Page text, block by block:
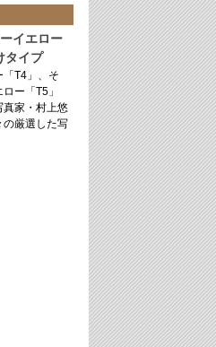
イエロー
タイプ
「T4」、そ
ー「T5」
真家・村上悠
の厳選した写